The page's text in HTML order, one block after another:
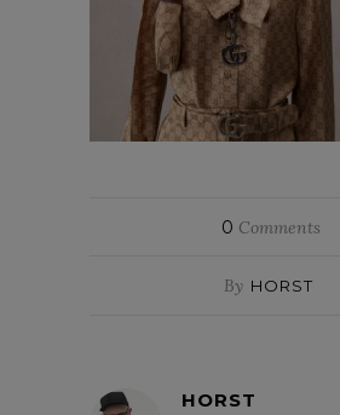
0 Comments
By HORST
HORST